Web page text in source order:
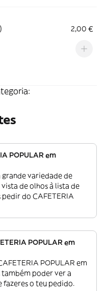
2,00 €
POPULAR em
grande variedade de
de olhos à lista de
do CAFETERIA
POPULAR em
POPULAR em
também poder ver a
fazeres o teu pedido.